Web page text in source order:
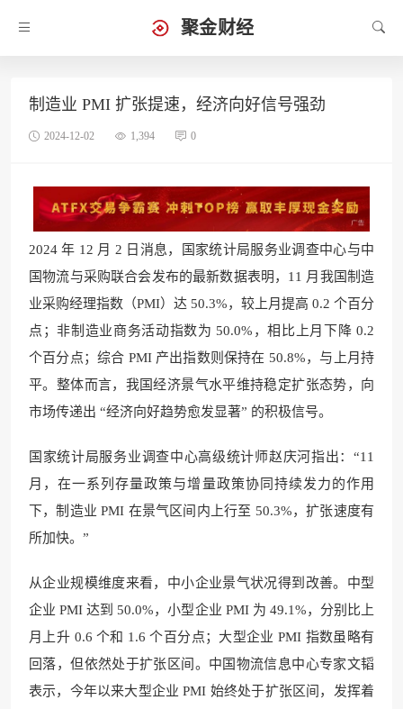
聚金财经
制造业 PMI 扩张提速，经济向好信号强劲
2024-12-02 1,394 0
2024 年 12 月 2 日消息，国家统计局服务业调查中心与中
国物流与采购联合会发布的最新数据表明，11 月我国制造
业采购经理指数（PMI）达 50.3%，较上月提高 0.2 个百分
点；非制造业商务活动指数为 50.0%，相比上月下降 0.2
个百分点；综合 PMI 产出指数则保持在 50.8%，与上月持
平。整体而言，我国经济景气水平维持稳定扩张态势，向
市场传递出 “经济向好趋势愈发显著” 的积极信号。
国家统计局服务业调查中心高级统计师赵庆河指出：“11
月，在一系列存量政策与增量政策协同持续发力的作用
下，制造业 PMI 在景气区间内上行至 50.3%，扩张速度有
所加快。”
从企业规模维度来看，中小企业景气状况得到改善。中型
企业 PMI 达到 50.0%，小型企业 PMI 为 49.1%，分别比上
月上升 0.6 个和 1.6 个百分点；大型企业 PMI 指数虽略有
回落，但依然处于扩张区间。中国物流信息中心专家文韬
表示，今年以来大型企业 PMI 始终处于扩张区间，发挥着